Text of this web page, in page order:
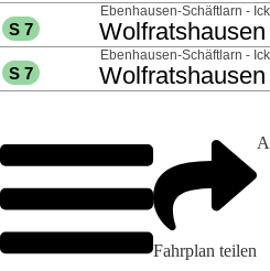
Fahrplan teilen